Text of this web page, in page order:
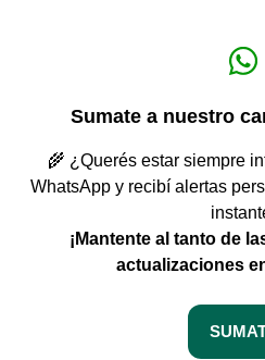
Sumate a nuestro
🌾 ¿Querés estar siempre
WhatsApp y recibí alertas
¡Mantente al tanto de
actualizaciones